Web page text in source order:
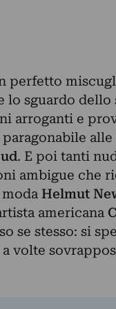
perfetto
lo sguardo dello
arroganti e
. E poi tanti
ambigue che
Helmut
americana
se stesso: si
volte